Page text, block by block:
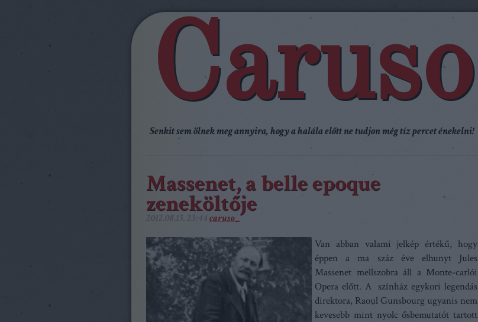
Caruso
Senkit sem ölnek meg annyira, hogy a halála előtt ne tudjon még tíz percet énekelni!
Massenet, a belle epoque
zeneköltője
caruso_
Van abban valami jelkép értékű, hogy
éppen a ma száz éve elhunyt Jules
Massenet mellszobra áll a Monte-carlói
Opera előtt. A színház egykori legendás
direktora, Raoul Gunsbourg ugyanis nem
kevesebb mint nyolc ősbemutatót tartott